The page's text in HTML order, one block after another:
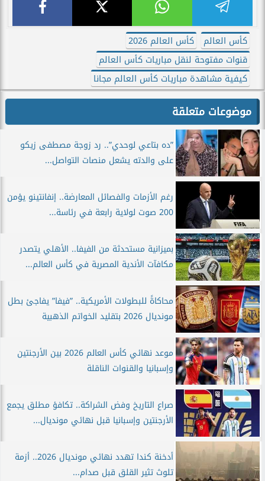
كأس العالم
كأس العالم 2026
قنوات مفتوحة لنقل مباريات كأس العالم
كيفية مشاهدة مباريات كأس العالم مجانا
موضوعات متعلقة
”ده بتاعي لوحدي”.. رد زوجة مصطفى زيكو
على والدته يشعل منصات التواصل...
رغم الأزمات والفصائل المعارضة.. إنفانتينو يؤمن
200 صوت لولاية رابعة في رئاسة...
بميزانية مستحدثة من الفيفا.. الأهلي يتصدر
مكافآت الأندية المصرية في كأس العالم...
محاكاةً للبطولات الأمريكية.. ”فيفا” يفاجئ بطل
مونديال 2026 بتقليد الخواتم الذهبية
موعد نهائي كأس العالم 2026 بين الأرجنتين
وإسبانيا والقنوات الناقلة
صراع التاريخ وفض الشراكة.. تكافؤ مطلق يجمع
الأرجنتين وإسبانيا قبل نهائي مونديال...
أدخنة كندا تهدد نهائي مونديال 2026.. أزمة
تلوث تثير القلق قبل صدام...